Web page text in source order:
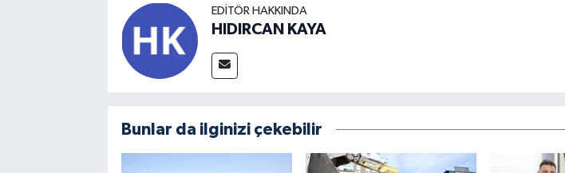
EDITÖR HAKKINDA
HIDIRCAN KAYA
Bunlar da ilginizi çekebilir